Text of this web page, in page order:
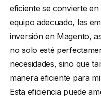
eficiente se convierte
equipo adecuado, las
inversión en Magento,
no solo esté
necesidades, sino que
manera eficiente para
Esta eficiencia puede